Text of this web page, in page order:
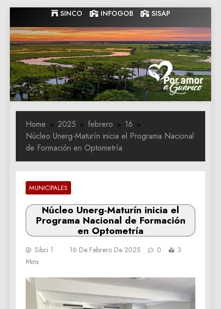
to
content
SINCO INFOGOB SISAP
Gobernacion
de Guarico
Gobernacion de Guarico
Home 2025 febrero
16
Núcleo Unerg-Maturín inicia el Programa Nacional
de Formación en Optometría
MUNICIPALES
Núcleo Unerg-Maturín inicia el
Programa Nacional de Formación
en Optometría
Sibci 1 16 De Febrero De 2025 0
3
Mins